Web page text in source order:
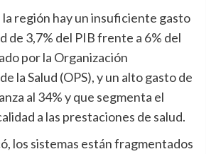
la región hay un insuficiente gasto
de 3,7% del PIB frente a 6% del
por la Organización
la Salud (OPS), y un alto gasto de
al 34% y que segmenta el
a las prestaciones de salud.
los sistemas están fragmentados